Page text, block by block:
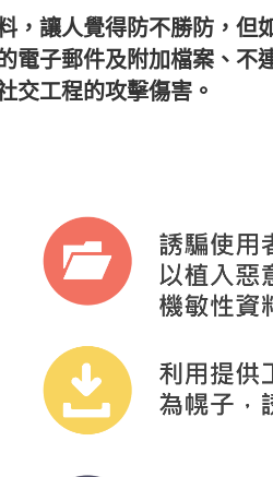
讓人覺得防不勝防，但
電子郵件及附加檔案、不
交工程的攻擊傷害。